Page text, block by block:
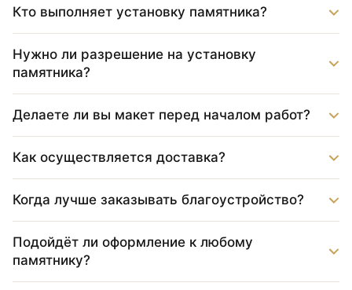
Кто выполняет установку памятника?
Нужно ли разрешение на установку
памятника?
Делаете ли вы макет перед началом работ?
Как осуществляется доставка?
Когда лучше заказывать благоустройство?
Подойдёт ли оформление к любому
памятнику?